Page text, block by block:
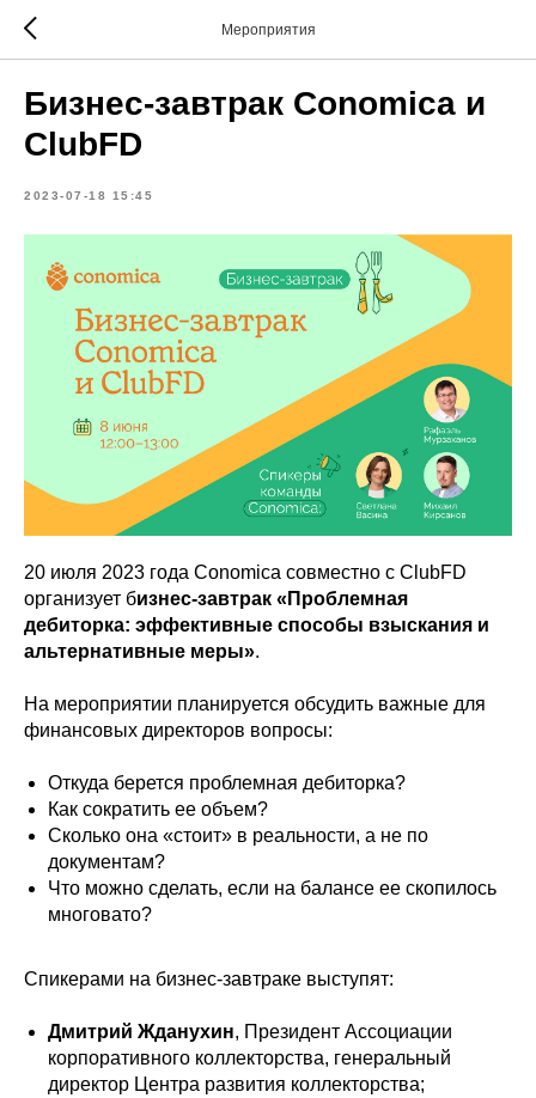
Мероприятия
Бизнес-завтрак Conomica и
ClubFD
2023-07-18 15:45
20 июля 2023 года Conomica совместно с ClubFD
организует бизнес-завтрак «Проблемная
дебиторка: эффективные способы взыскания и
альтернативные меры».
На мероприятии планируется обсудить важные для
финансовых директоров вопросы:
Откуда берется проблемная дебиторка?
Как сократить ее объем?
Сколько она «стоит» в реальности, а не по
документам?
Что можно сделать, если на балансе ее скопилось
многовато?
Спикерами на бизнес-завтраке выступят:
Дмитрий Жданухин, Президент Ассоциации
корпоративного коллекторства, генеральный
директор Центра развития коллекторства;